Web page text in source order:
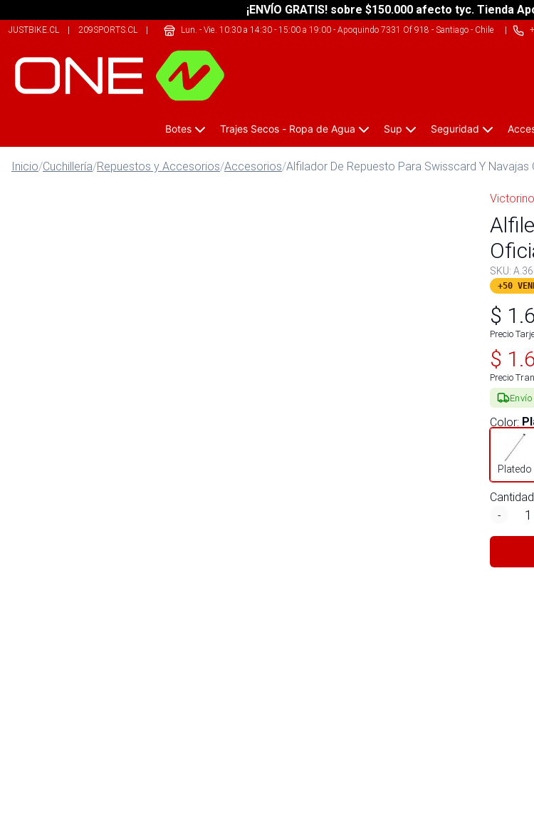
¡ENVÍO GRATIS! sobre $150.000 afecto tyc. Tienda
JUSTBIKE.CL | 209SPORTS.CL | THERIDERLAB.CL
Lun. - Vie. 10:30 a 14:30 - 15:00 a 19:00- Apoquindo 7331 Of 918 - Santiago - Chile|
Botes Trajes Secos - Ropa de Agua Sup Seguridad
Inicio/Cuchillería/Repuestos y Accesorios/Accesorios/Alfilador De Repuesto Para Swisscard Y Navajas
SKU:
+50
$
Precio
$
Precio
Color:
Platedo
-